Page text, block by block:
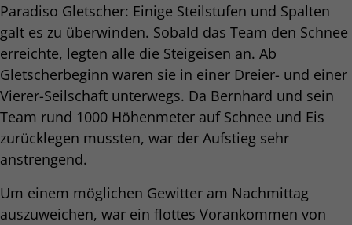
Paradiso Gletscher: Einige Steilstufen und Spalten
galt es zu überwinden. Sobald das Team den Schnee
erreichte, legten alle die Steigeisen an. Ab
Gletscherbeginn waren sie in einer Dreier- und einer
Vierer-Seilschaft unterwegs. Da Bernhard und sein
Team rund 1000 Höhenmeter auf Schnee und Eis
zurücklegen mussten, war der Aufstieg sehr
anstrengend.
Um einem möglichen Gewitter am Nachmittag
auszuweichen, war ein flottes Vorankommen von